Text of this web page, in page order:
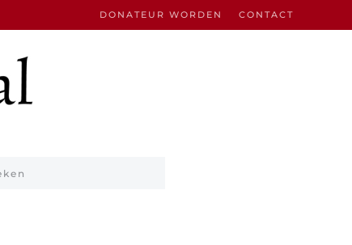
DONATEUR WORDEN CONTACT